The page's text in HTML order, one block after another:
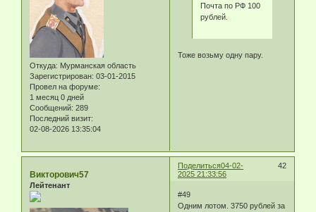
Откуда: Мурманская область
Зарегистрирован: 03-01-2015
Провел на форуме:
1 месяц 0 дней
Сообщений: 289
Последний визит:
02-08-2026 13:35:04
Почта по РФ 100
рублей.
Тоже возьму одну пару.
Поделиться 42
04-02-
2025 21:33:56
Викторович57
Лейтенант
#49
Одним лотом. 3750 рублей за